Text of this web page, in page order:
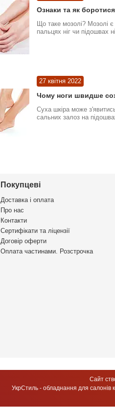
Ознаки та як
Що таке мозолі? Мозолі
пальцях ніг чи підошвах
27 квітня 2022
Чому ноги швидше
Суха шкіра може
сальних залоз на
Покупцеві
Доставка і оплата
Про нас
Контакти
Сертифікати та ліцензії
Договір оферти
Оплата частинами. Розстрочка
Сайт